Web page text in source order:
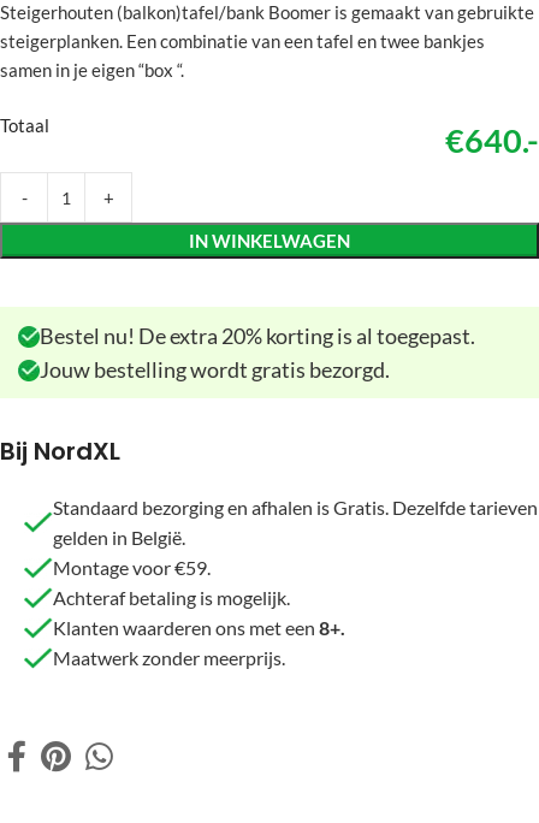
Steigerhouten (balkon)tafel/bank Boomer is gemaakt van gebruikte
steigerplanken. Een combinatie van een tafel en twee bankjes
samen in je eigen “box “.
Totaal €640.-
IN WINKELWAGEN
Bestel nu! De extra 20% korting is al toegepast.
Jouw bestelling wordt gratis bezorgd.
Bij NordXL
Standaard bezorging en afhalen is Gratis. Dezelfde tarieven
gelden in België.
Montage voor €59.
Achteraf betaling is mogelijk.
Klanten waarderen ons met een 8+.
Maatwerk zonder meerprijs.